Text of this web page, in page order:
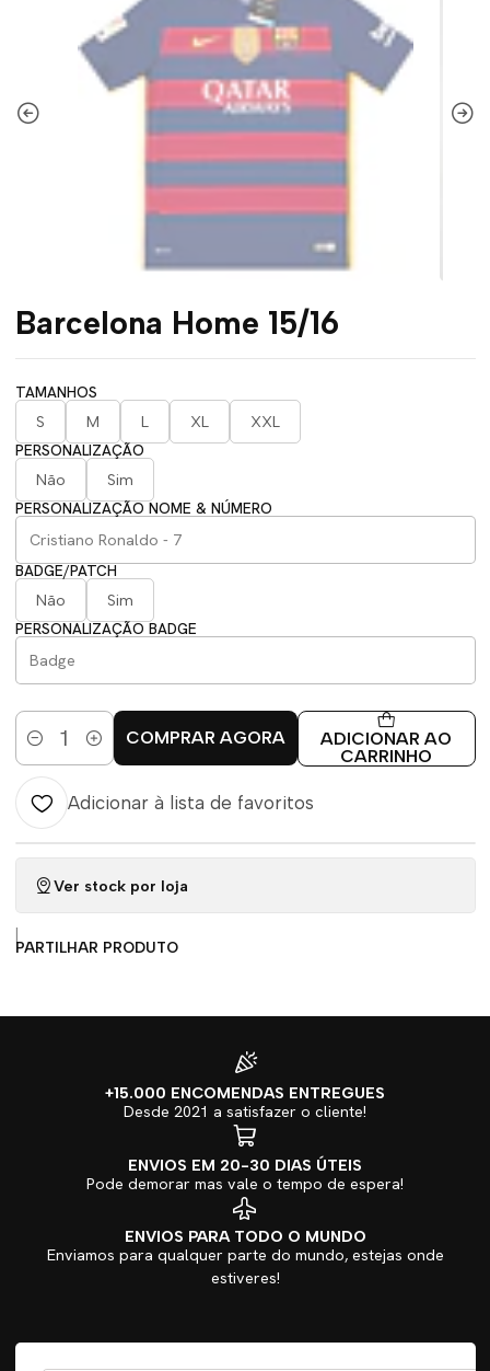
Barcelona Home 15/16
TAMANHOS
S
M L XL
XXL
PERSONALIZAÇÃO
Não
Sim
PERSONALIZAÇÃO NOME & NÚMERO
BADGE/PATCH
Não
Sim
PERSONALIZAÇÃO BADGE
Quantidade
ADICIONAR AO
CARRINHO
COMPRAR AGORA
Adicionar à lista de favoritos
Ver stock por loja
|
PARTILHAR PRODUTO
+15.000 ENCOMENDAS ENTREGUES
Desde 2021 a satisfazer o cliente!
ENVIOS EM 20-30 DIAS ÚTEIS
Pode demorar mas vale o tempo de espera!
ENVIOS PARA TODO O MUNDO
Enviamos para qualquer parte do mundo, estejas onde
estiveres!